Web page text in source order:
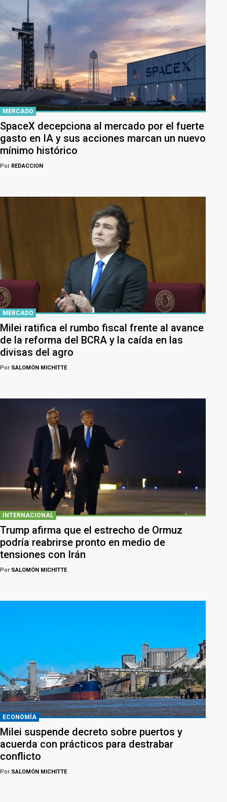
MERCADO
SpaceX decepciona al mercado por el fuerte
gasto en IA y sus acciones marcan un nuevo
mínimo histórico
Por REDACCION
MERCADO
Milei ratifica el rumbo fiscal frente al avance
de la reforma del BCRA y la caída en las
divisas del agro
Por SALOMÓN MICHITTE
INTERNACIONAL
Trump afirma que el estrecho de Ormuz
podría reabrirse pronto en medio de
tensiones con Irán
Por SALOMÓN MICHITTE
ECONOMÍA
Milei suspende decreto sobre puertos y
acuerda con prácticos para destrabar
conflicto
Por SALOMÓN MICHITTE